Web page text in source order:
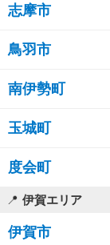
志摩市
鳥羽市
南伊勢町
玉城町
度会町
伊賀エリア
伊賀市